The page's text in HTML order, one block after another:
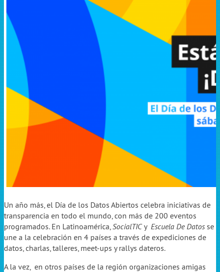
Un año más, el Día de los Datos Abiertos celebra iniciativas de
transparencia en todo el mundo, con más de 200 eventos
programados. En Latinoamérica,SocialTICy Escuela De Datos se
une a la celebración en 4 países a través de expediciones de
datos, charlas, talleres, meet-ups y rallys dateros.
A la vez, en otros países de la región organizaciones amigas